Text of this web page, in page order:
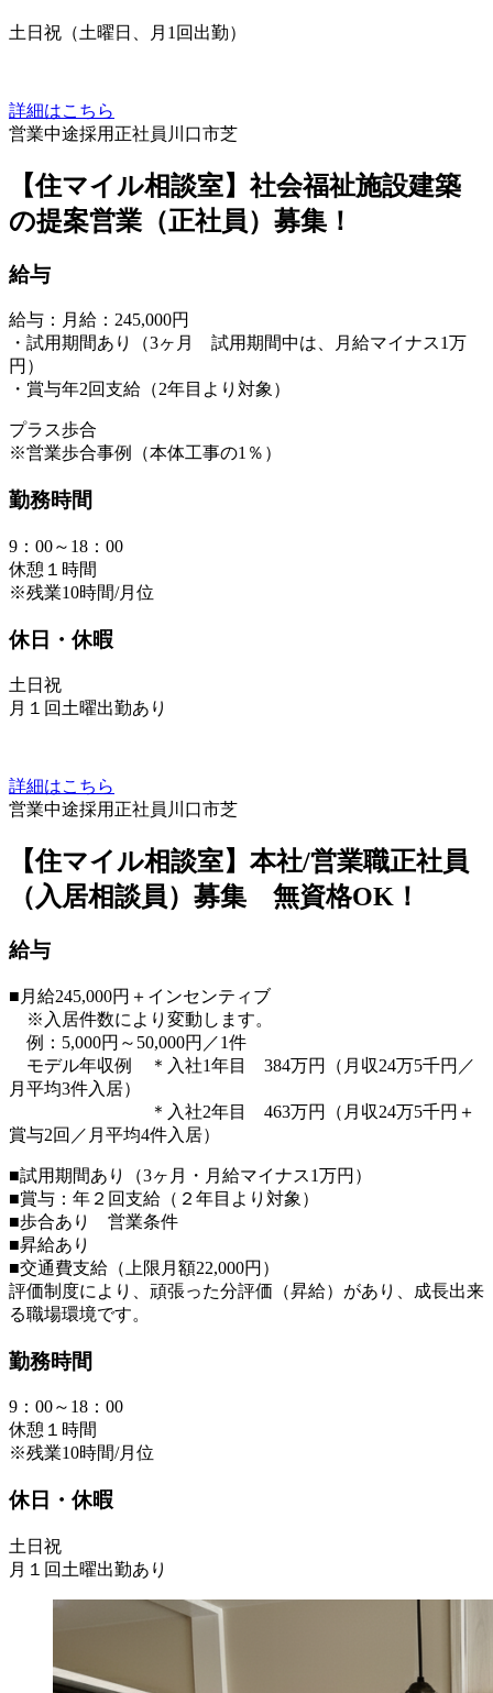
土日祝（土曜日、月1回出勤）
詳細はこちら
営業中途採用 正社員 川口市芝
【住マイル相談室】社会福祉施設建築
の提案営業（正社員）募集！
給与
給与：月給：245,000円
・試用期間あり（3ヶ月 試用期間中は、月給マイナス1万
円）
・賞与年2回支給（2年目より対象）
プラス歩合
※営業歩合事例（本体工事の1％）
勤務時間
9：00～18：00
休憩１時間
※残業10時間/月位
休日・休暇
土日祝
月１回土曜出勤あり
詳細はこちら
営業中途採用 正社員 川口市芝
【住マイル相談室】本社/営業職正社員
（入居相談員）募集 無資格OK！
給与
■月給245,000円＋インセンティブ
※入居件数により変動します。
例：5,000円～50,000円／1件
モデル年収例 ＊入社1年目 384万円（月収24万5千円／
月平均3件入居）
＊入社2年目 463万円（月収24万5千円＋
賞与2回／月平均4件入居）
■試用期間あり（3ヶ月・月給マイナス1万円）
■賞与：年２回支給（２年目より対象）
■歩合あり 営業条件
■昇給あり
■交通費支給（上限月額22,000円）
評価制度により、頑張った分評価（昇給）があり、成長出来
る職場環境です。
勤務時間
9：00～18：00
休憩１時間
※残業10時間/月位
休日・休暇
土日祝
月１回土曜出勤あり